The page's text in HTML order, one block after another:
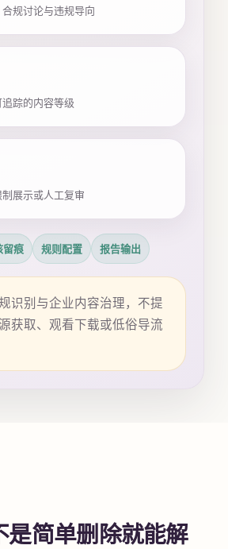
规讨论与违规导向
踪的内容等级
展示或人工复审
留痕 规则配置 报告输出
识别与企业内容治理，不提
获取、观看下载或低俗导流
是简单删除就能解